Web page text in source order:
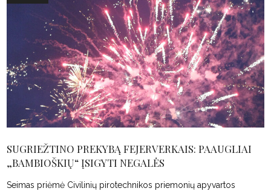
SUGRIEŽTINO PREKYBĄ FEJERVERKAIS: PAAUGLIAI
„BAMBIOŠKIŲ“ ĮSIGYTI NEGALĖS
Seimas priėmė Civilinių pirotechnikos priemonių apyvartos